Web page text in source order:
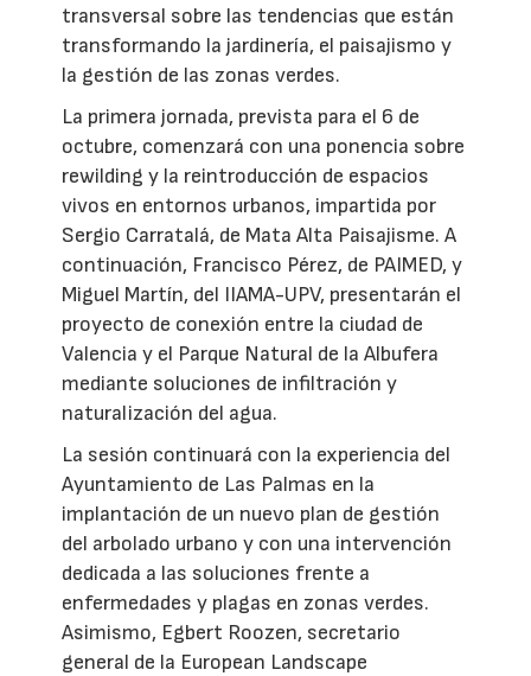
transversal sobre las tendencias que están
transformando la jardinería, el paisajismo y
la gestión de las zonas verdes.
La primera jornada, prevista para el 6 de
octubre, comenzará con una ponencia sobre
rewilding y la reintroducción de espacios
vivos en entornos urbanos, impartida por
Sergio Carratalá, de Mata Alta Paisajisme. A
continuación, Francisco Pérez, de PAIMED, y
Miguel Martín, del IIAMA-UPV, presentarán el
proyecto de conexión entre la ciudad de
Valencia y el Parque Natural de la Albufera
mediante soluciones de infiltración y
naturalización del agua.
La sesión continuará con la experiencia del
Ayuntamiento de Las Palmas en la
implantación de un nuevo plan de gestión
del arbolado urbano y con una intervención
dedicada a las soluciones frente a
enfermedades y plagas en zonas verdes.
Asimismo, Egbert Roozen, secretario
general de la European Landscape